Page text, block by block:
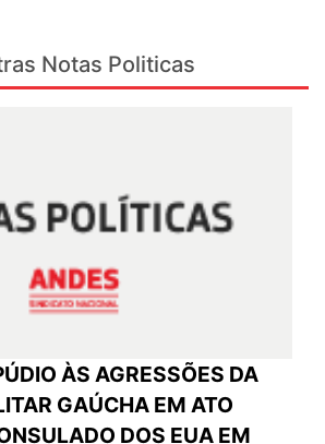
Notas Politicas
ÀS AGRESSÕES DA
GAÚCHA EM ATO
DOS EUA EM